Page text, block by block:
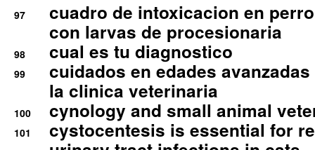
97
cuadro de intoxicacion en
con larvas de procesionaria
98 cual es tu diagnostico
99
cuidados en edades
la clinica veterinaria
100 cynology and small animal
101
cystocentesis is essential for